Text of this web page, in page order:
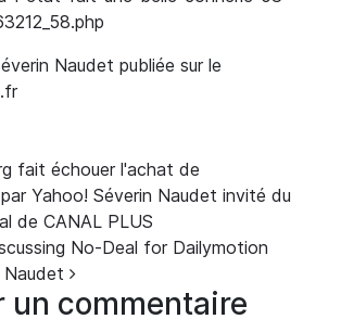
Naudet publiée sur le
fait échouer l'achat de
Yahoo! Séverin Naudet invité du
de CANAL PLUS
No-Deal for Dailymotion
un commentaire